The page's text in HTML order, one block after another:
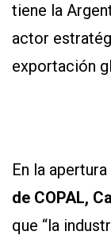
tiene la
actor
exportación
En la
de COPAL,
que “la